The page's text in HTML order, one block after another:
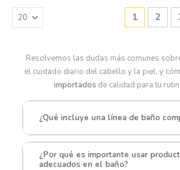
Página
Estás
1 2
Resolvemos las dudas más comunes
el cuidado diario del cabello y la piel, y
importadosde calidad para tu
¿Qué incluye una línea de baño
¿Por qué es importante usar
adecuados en el baño?